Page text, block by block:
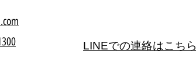
LINEでの連絡はこちら